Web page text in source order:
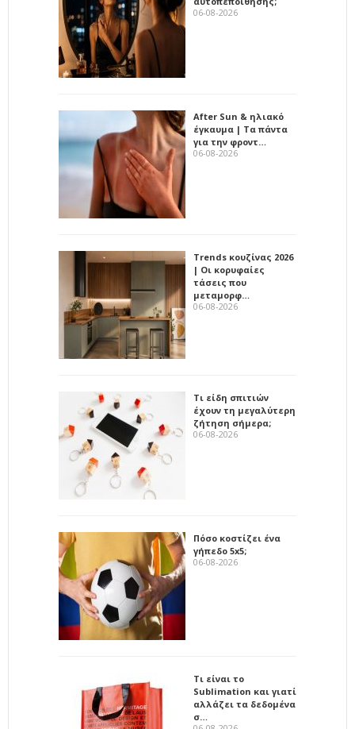
06-08-2026
After Sun & ηλιακό
έγκαυμα | Τα πάντα
για την φροντ…
06-08-2026
Trends κουζίνας 2026
| Οι κορυφαίες
τάσεις που
μεταμορφ…
06-08-2026
Τι είδη σπιτιών
έχουν τη μεγαλύτερη
ζήτηση σήμερα;
06-08-2026
Πόσο κοστίζει ένα
γήπεδο 5x5;
06-08-2026
Τι είναι το
Sublimation και γιατί
αλλάζει τα δεδομένα
σ…